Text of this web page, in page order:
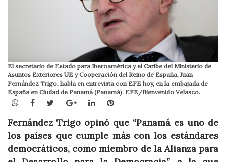
El secretario de Estado para Iberoamérica y el Caribe del Ministerio de
Asuntos Exteriores UE y Cooperación del Reino de España, Juan
Fernández Trigo, habla en entrevista con EFE hoy, en la embajada de
España en Ciudad de Panamá (Panamá). EFE/Bienvenido Velasco.
WhatsApp
Facebook
TwitterGoogle+LinkedInPinterest
Fernández Trigo opinó que “Panamá es uno de
los países que cumple más con los estándares
democráticos, como miembro de la Alianza para